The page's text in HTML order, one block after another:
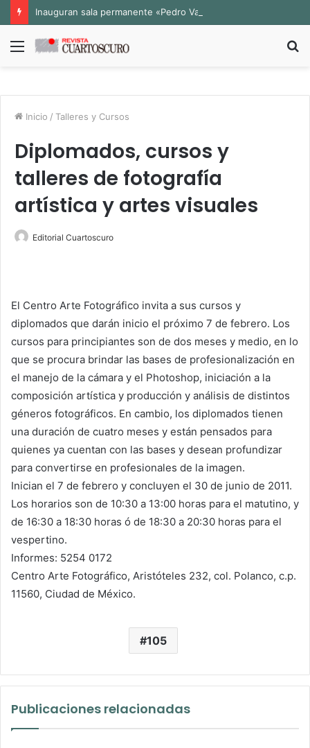
Menú
Inicio / Talleres y Cursos
Diplomados, cursos y
talleres de fotografía
artística y artes visuales
Editorial Cuartoscuro
El Centro Arte Fotográfico invita a sus cursos y
diplomados que darán inicio el próximo 7 de febrero. Los
cursos para principiantes son de dos meses y medio, en lo
que se procura brindar las bases de profesionalización en
el manejo de la cámara y el Photoshop, iniciación a la
composición artística y producción y análisis de distintos
géneros fotográficos. En cambio, los diplomados tienen
una duración de cuatro meses y están pensados para
quienes ya cuentan con las bases y desean profundizar
para convertirse en profesionales de la imagen.
Inician el 7 de febrero y concluyen el 30 de junio de 2011.
Los horarios son de 10:30 a 13:00 horas para el matutino, y
de 16:30 a 18:30 horas ó de 18:30 a 20:30 horas para el
vespertino.
Informes: 5254 0172
Centro Arte Fotográfico, Aristóteles 232, col. Polanco, c.p.
11560, Ciudad de México.
105
Publicaciones relacionadas